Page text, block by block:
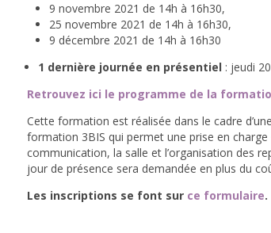
9 novembre 2021 de 14h à 16h30,
25 novembre 2021 de 14h à 16h30,
9 décembre 2021 de 14h à 16h30
1 dernière journée en présentiel : jeudi
Retrouvez ici le programme de la
Cette formation est réalisée dans le cadre
formation 3BIS qui permet une prise en charge
communication, la salle et l’organisation des
jour de présence sera demandée en plus du
Les inscriptions se font sur ce formulaire.